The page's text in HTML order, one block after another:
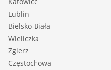
Lublin
Bielsko-Biała
Wieliczka
Zgierz
Częstochowa